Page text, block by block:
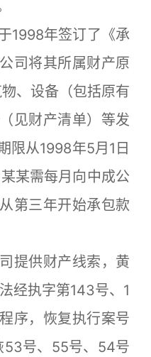
年签订了《承
司将其所属财产原
、设备（包括原有
见财产清单）等发
限从1998年5月1日
某需每月向中成公
第三年开始承包款
供财产线索，黄
经执字第143号、1
序，恢复执行案号
53号、55号、54号